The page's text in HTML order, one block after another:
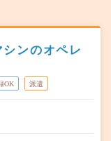
ンのオペレ
OK 派遣